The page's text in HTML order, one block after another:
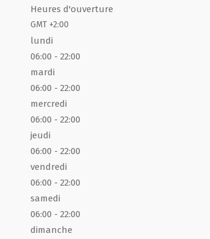
Heures d'ouverture
GMT +2:00
lundi
06:00 - 22:00
mardi
06:00 - 22:00
mercredi
06:00 - 22:00
jeudi
06:00 - 22:00
vendredi
06:00 - 22:00
samedi
06:00 - 22:00
dimanche